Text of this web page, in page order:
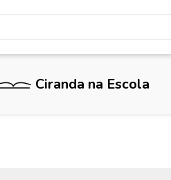
Ciranda na Escola